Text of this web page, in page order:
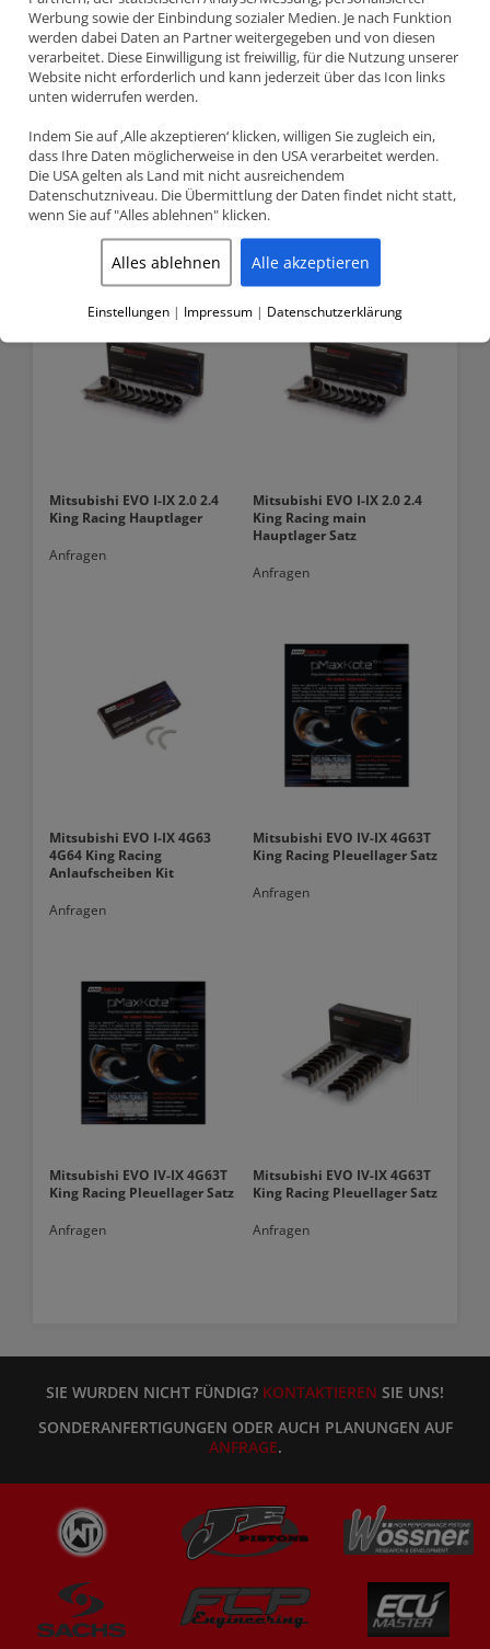
Mitsubishi EVO I-IV King
Racing main bearing set
Anfragen
Mitsubishi EVO I-IX 2.0 2.4
King Racing Hauptlager
Anfragen
Mitsubishi EVO I-IX 2.0 2.4
King Racing Hauptlager
Anfragen
Mitsubishi EVO I-IX 2.0 2.4
King Racing main
Hauptlager Satz
Anfragen
Mitsubishi EVO I-IX 4G63
4G64 King Racing
Anlaufscheiben Kit
Anfragen
Mitsubishi EVO IV-IX 4G63T
King Racing Pleuellager Satz
Anfragen
Mitsubishi EVO IV-IX 4G63T
King Racing Pleuellager Satz
Anfragen
Mitsubishi EVO IV-IX 4G63T
King Racing Pleuellager Satz
Anfragen
SIE WURDEN NICHT FÜNDIG? KONTAKTIEREN SIE UNS!
SONDERANFERTIGUNGEN ODER AUCH PLANUNGEN AUF
ANFRAGE.
Werbung sowie der Einbindung sozialer Medien. Je nach Funktion
werden dabei Daten an Partner weitergegeben und von diesen
verarbeitet. Diese Einwilligung ist freiwillig, für die Nutzung unserer
Website nicht erforderlich und kann jederzeit über das Icon links
unten widerrufen werden.
Indem Sie auf ‚Alle akzeptieren‘ klicken, willigen Sie zugleich ein,
dass Ihre Daten möglicherweise in den USA verarbeitet werden.
Die USA gelten als Land mit nicht ausreichendem
Datenschutzniveau. Die Übermittlung der Daten findet nicht statt,
wenn Sie auf "Alles ablehnen" klicken.
Alles ablehnen Alle akzeptieren
Einstellungen | Impressum | Datenschutzerklärung